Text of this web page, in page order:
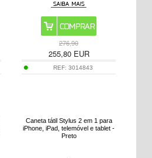
276,90
255,80EUR
REF:3014843
Caneta tátil Stylus 2 em 1 para
iPhone, iPad, telemóvel e tablet -
Preto